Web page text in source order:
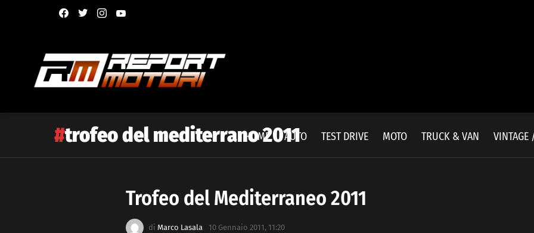
facebooktwitterinstagram
HOME AUTO TEST DRIVE MOTO TRUCK & VAN VINTAGE
trofeo del mediterrano 2011
Trofeo del Mediterraneo 2011
di Marco Lasala 10 Gennaio 2011, 11:20